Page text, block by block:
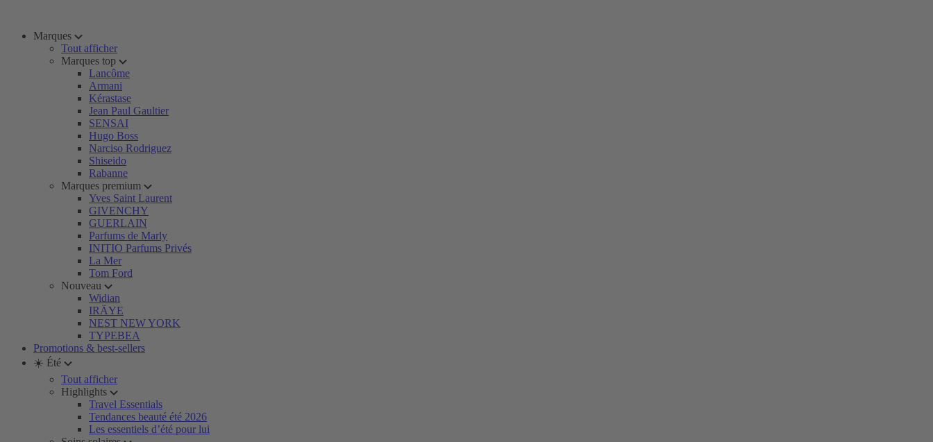
Marques
Tout afficher
Marques top
Lancôme
Armani
Kérastase
Jean Paul Gaultier
SENSAI
Hugo Boss
Narciso Rodriguez
Shiseido
Rabanne
Marques premium
Yves Saint Laurent
GIVENCHY
GUERLAIN
Parfums de Marly
INITIO Parfums Privés
La Mer
Tom Ford
Nouveau
Widian
IRÄYE
NEST NEW YORK
TYPEBEA
Promotions & best-sellers
☀️ Été
Tout afficher
Highlights
Travel Essentials
Tendances beauté été 2026
Les essentiels d’été pour lui